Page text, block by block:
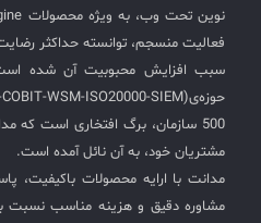
فعالیت منسجم، توانسته حداکثر
سبب افزایش محبوبیت آن شده است.
500 سازمان، برگ افتخاری است که
مشتریان خود، به آن نائل آمده است.
مدانت با ارایه محصولات باکیفیت،
مشاوره دقیق و هزینه مناسب نسبت